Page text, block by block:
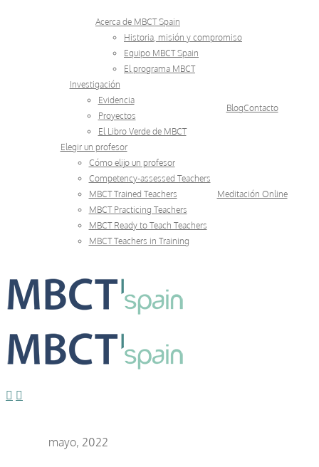
Acerca de MBCT Spain
Historia, misión y compromiso
Equipo MBCT Spain
El programa MBCT
Investigación
Evidencia
Proyectos
El Libro Verde de MBCT
BlogContacto
Elegir un profesor
Cómo elijo un profesor
Competency-assessed Teachers
MBCT Trained Teachers
MBCT Practicing Teachers
MBCT Ready to Teach Teachers
MBCT Teachers in Training
Meditación Online
mayo, 2022